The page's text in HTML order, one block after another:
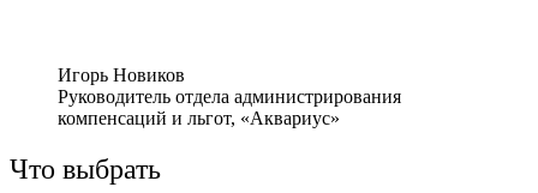
Игорь Новиков
Руководитель отдела администрирования
компенсаций и льгот, «Аквариус»
Что выбрать